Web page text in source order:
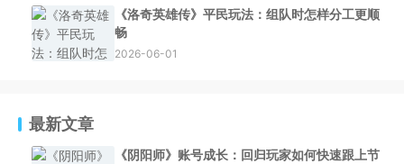
《洛奇英雄传》平民玩法：组队时怎样分工更顺
畅
2026-06-01
最新文章
《阴阳师》账号成长：回归玩家如何快速跟上节